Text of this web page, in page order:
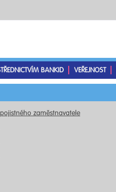
BANKID VEŘEJNOST
zaměstnavatele